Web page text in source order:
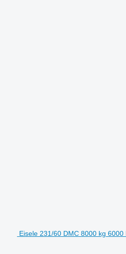
Eisele 231/60 DMC 8000 kg 6000